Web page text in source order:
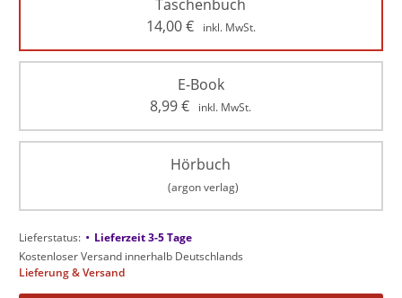
Taschenbuch
14,00€ inkl. MwSt.
E-Book
8,99€ inkl. MwSt.
Hörbuch
(argon verlag)
Lieferstatus: • Lieferzeit 3-5 Tage
Kostenloser Versand innerhalb Deutschlands
Lieferung & Versand